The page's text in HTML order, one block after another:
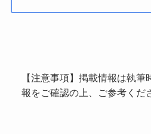
【注意事項】掲載情報は執
報をご確認の上、ご参考くだ